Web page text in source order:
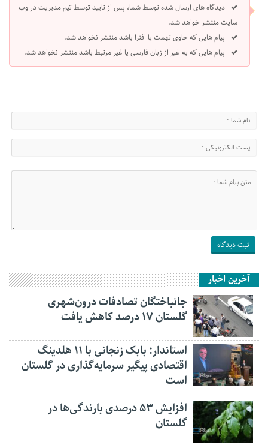
دیدگاه های ارسال شده توسط شما، پس از تایید توسط تیم مدیریت در وب
سایت منتشر خواهد شد.
پیام هایی که حاوی تهمت یا افترا باشد منتشر نخواهد شد.
پیام هایی که به غیر از زبان فارسی یا غیر مرتبط باشد منتشر نخواهد شد.
آخرین اخبار
جانباختگان تصادفات درون‌شهری
گلستان ۱۷ درصد کاهش یافت
استاندار: بابک زنجانی با ۱۱ هلدینگ
اقتصادی پیگیر سرمایه‌گذاری در گلستان
است
افزایش ۵۳ درصدی بارندگی‌ها در
گلستان